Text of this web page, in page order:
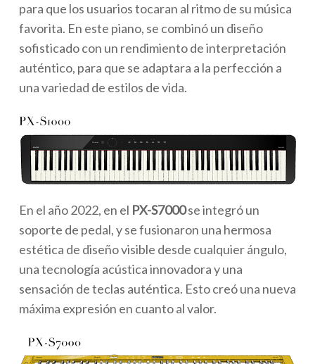
para que los usuarios tocaran al ritmo de su música
favorita. En este piano, se combinó un diseño
sofisticado con un rendimiento de interpretación
auténtico, para que se adaptara a la perfección a
una variedad de estilos de vida.
En el año 2022, en el PX-S7000se integró un
soporte de pedal, y se fusionaron una hermosa
estética de diseño visible desde cualquier ángulo,
una tecnología acústica innovadora y una
sensación de teclas auténtica. Esto creó una nueva
máxima expresión en cuanto al valor.